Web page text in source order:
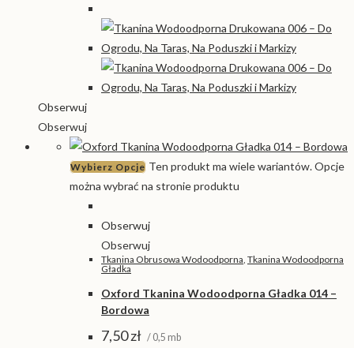
Obserwuj
Obserwuj
Wybierz Opcje Ten produkt ma wiele wariantów. Opcje
można wybrać na stronie produktu
Obserwuj
Obserwuj
Tkanina Obrusowa Wodoodporna, Tkanina Wodoodporna
Gładka
Oxford Tkanina Wodoodporna Gładka 014 –
Bordowa
7,50zł / 0,5 mb